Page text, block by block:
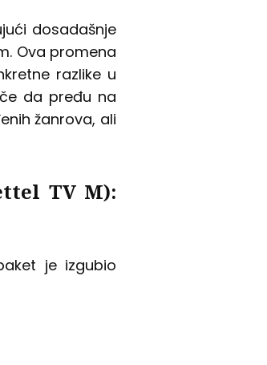
dosadašnje
Ova promena
razlike u
da pređu na
žanrova, ali
TV M):
je izgubio